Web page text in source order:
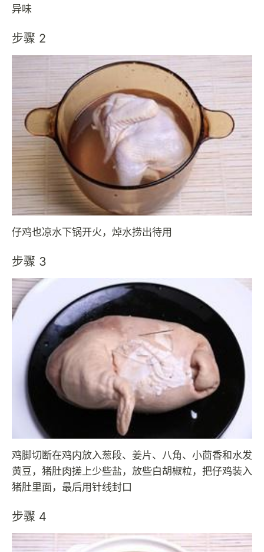
异味
步骤 2
仔鸡也凉水下锅开火，焯水捞出待用
步骤 3
鸡脚切断在鸡内放入葱段、姜片、八角、小茴香和水发
黄豆，猪肚肉搓上少些盐，放些白胡椒粒，把仔鸡装入
猪肚里面，最后用针线封口
步骤 4